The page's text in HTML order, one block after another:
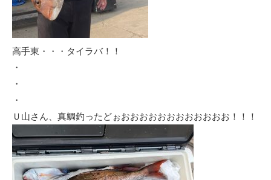
高手東・・・タイラバ！！
・
・
・
Ｕ山さん、真鯛釣ったどぉおおおおおおおおおおおお！！！